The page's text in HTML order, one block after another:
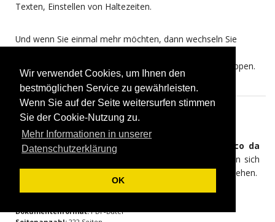
Wir verwendet Cookies, um Ihnen den
bestmöglichen Service zu gewährleisten.
Wenn Sie auf der Seite weitersurfen stimmen
Sie der Cookie-Nutzung zu.
Mehr Informationen in unserer
Datenschutzerklärung
OK
Texten, Einstellen von Haltezeiten.
Und wenn Sie einmal mehr möchten, dann wechseln Sie
weitere Möglichkeiten offen, um den Reisefilm aufzupeppen.
Dokumentation
Wenn Sie noch weitere Details über
Vasco da
kennenlernen möchten, empfehlen wir Ihnen sich
die Anleitung im pdf Format herunterzuladen und anzusehen.
Dokumentenformat:PDF-Datei